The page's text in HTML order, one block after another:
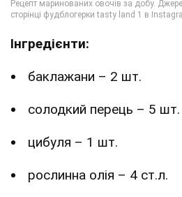
Інгредієнти:
баклажани – 2 шт.
солодкий перець – 5 шт.
цибуля – 1 шт.
рослинна олія – 4 ст.л.